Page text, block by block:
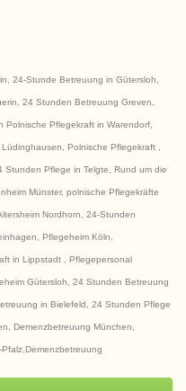
24-Stunde Betreuung in Gütersloh,
24 Stunden Betreuung Greven,
Polnische Pflegekraft in Warendorf,
Polnische Pflegekraft ,
Stunden Pflege in Telgte, Rund um die
Münster, polnische Pflegekräfte
Nordhorn, 24-Stunden
Pflegeheim Köln,
in Lippstadt , Pflegepersonal
Gütersloh, 24 Stunden Betreuung
in Bielefeld, 24 Stunden Pflege
Demenzbetreuung München,